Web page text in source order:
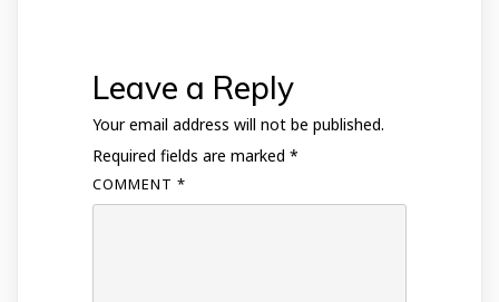
Leave a Reply
Your email address will not be published.
Required fields are marked *
COMMENT *